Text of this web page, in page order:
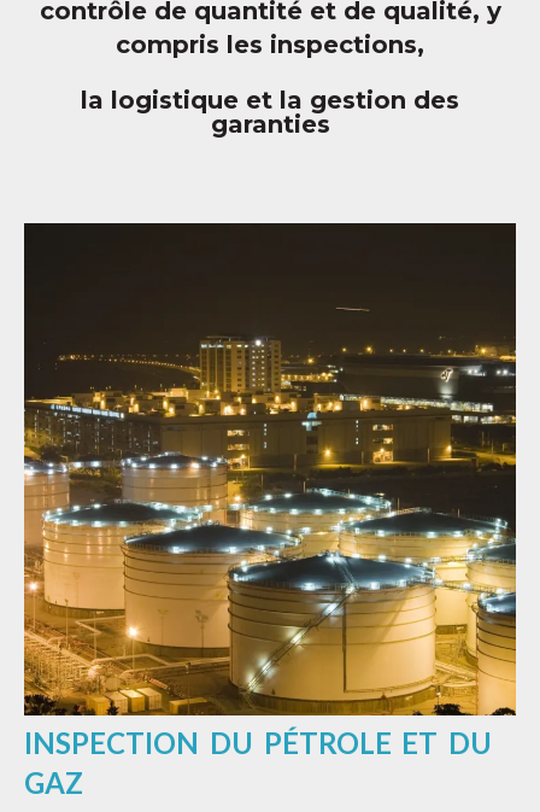
contrôle de quantité et de qualité, y
compris les inspections,
la logistique et la gestion des
garanties
INSPECTION DU PÉTROLE ET DU
GAZ